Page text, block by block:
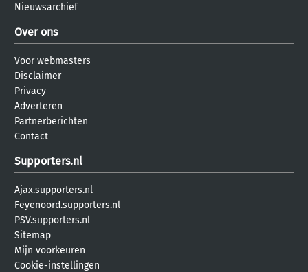
Nieuwsarchief
Over ons
Voor webmasters
Disclaimer
Privacy
Adverteren
Partnerberichten
Contact
Supporters.nl
Ajax.supporters.nl
Feyenoord.supporters.nl
PSV.supporters.nl
Sitemap
Mijn voorkeuren
Cookie-instellingen